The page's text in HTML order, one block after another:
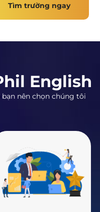
Tìm trường ngay
English
nên chọn chúng tôi